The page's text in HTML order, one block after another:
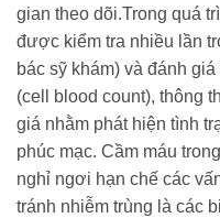
gian theo dõi.Trong quá
được kiểm tra nhiều lần
bác sỹ khám) và đánh
(cell blood count), thông
giá nhằm phát hiện tình
phúc mạc. Cầm máu
nghỉ ngơi hạn chế các
tránh nhiễm trùng là các